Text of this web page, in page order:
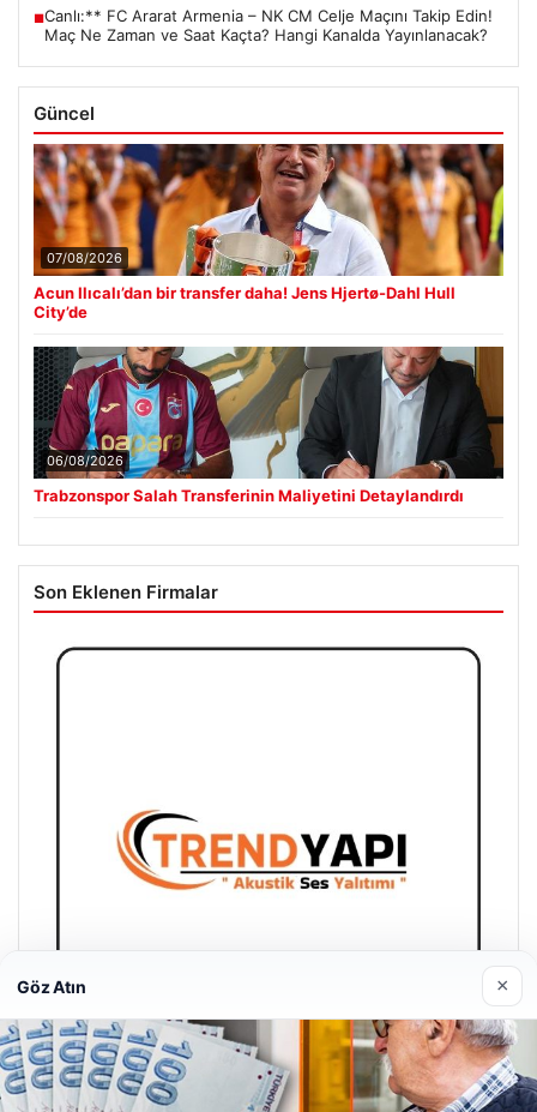
■Canlı:** FC Ararat Armenia – NK CM Celje Maçını Takip Edin!
Maç Ne Zaman ve Saat Kaçta? Hangi Kanalda Yayınlanacak?
Güncel
07/08/2026
Acun Ilıcalı’dan bir transfer daha! Jens Hjertø-Dahl Hull
City’de
06/08/2026
Trabzonspor Salah Transferinin Maliyetini Detaylandırdı
Son Eklenen Firmalar
Göz Atın ×